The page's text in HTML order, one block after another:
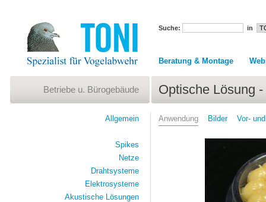
Suche: in
Beratung & Montage
Optische Lösung
Anwendung Bilder Vor-
Betriebe u. Bürogebäude
Allgemein
Spikes
Netze
Drahtsysteme
Elektrosysteme
Akustische Lösungen